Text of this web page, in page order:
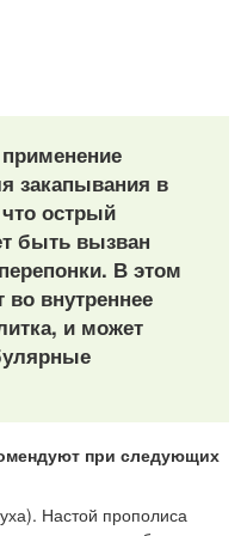
закапывания в
острый
быть вызван
В этом
во внутреннее
и может
при следующих
Настой прополиса